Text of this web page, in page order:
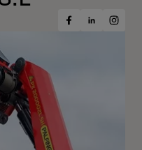
ShareShareShare